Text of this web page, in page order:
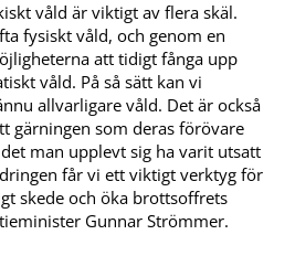
våld är viktigt av flera skäl.
fysiskt våld, och genom en
att tidigt fånga upp
våld. På så sätt kan vi
allvarligare våld. Det är också
gärningen som deras förövare
man upplevt sig ha varit utsatt
får vi ett viktigt verktyg för
skede och öka brottsoffrets
Gunnar Strömmer.